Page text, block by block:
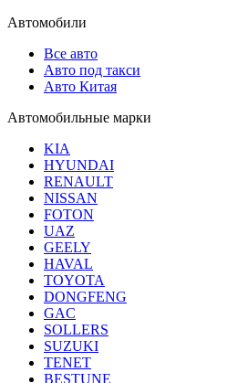
Автомобили
Все авто
Авто под такси
Авто Китая
Автомобильные марки
KIA
HYUNDAI
RENAULT
NISSAN
FOTON
UAZ
GEELY
HAVAL
TOYOTA
DONGFENG
GAC
SOLLERS
SUZUKI
TENET
BESTUNE